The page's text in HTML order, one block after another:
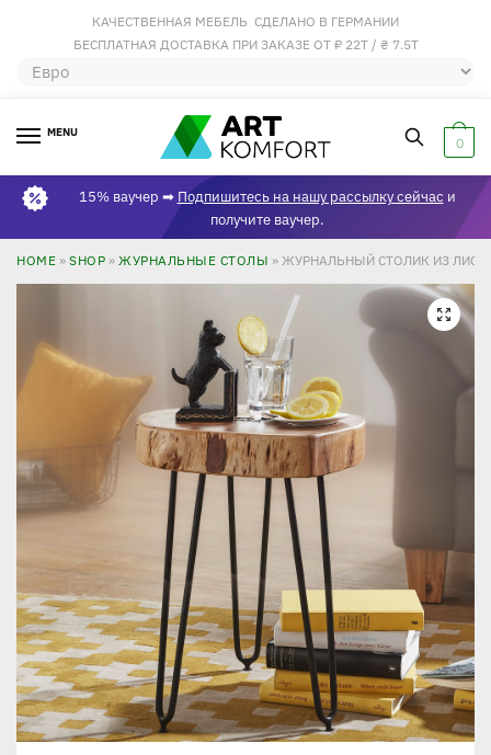
КАЧЕСТВЕННАЯ МЕБЕЛЬ СДЕЛАНО В ГЕРМАНИИ
БЕСПЛАТНАЯ ДОСТАВКА ПРИ ЗАКАЗЕ ОТ ₽ 22Т / ₴ 7.5Т
MENU
0
15% ваучер ➡ Подпишитесь на нашу рассылку сейчас и
получите ваучер.
HOME » SHOP » ЖУРНАЛЬНЫЕ СТОЛЫ » ЖУРНАЛЬНЫЙ СТОЛИК ИЗ
🔍